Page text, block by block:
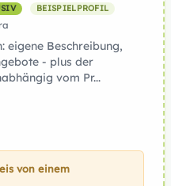
BEISPIELPROFIL
eigene Beschreibung,
- plus der
vom Pr...
von einem